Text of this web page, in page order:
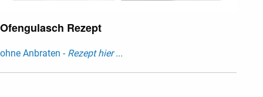
Ofengulasch Rezept
ohne Anbraten - Rezept hier ...